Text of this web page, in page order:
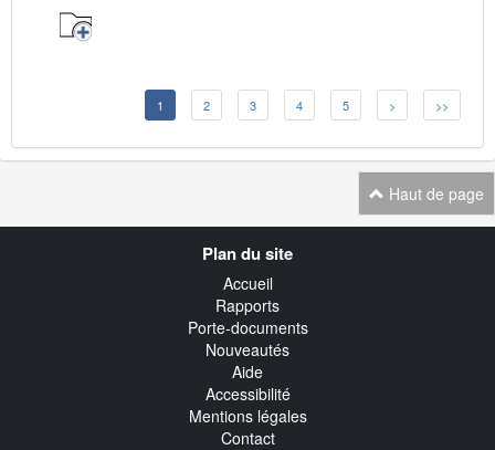
1 2 3 4 5 > >>
Haut de page
Plan du site
Accueil
Rapports
Porte-documents
Nouveautés
Aide
Accessibilité
Mentions légales
Contact